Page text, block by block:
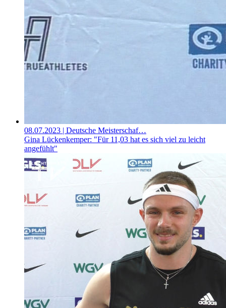
08.07.2023 | Deutsche Meisterschaf…
Gina Lückenkemper: "Für 11,03 hat es sich viel zu leicht
angefühlt"